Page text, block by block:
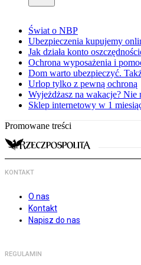
Świat o NBP
Ubezpieczenia kupujemy
Jak działa konto
Ochrona wyposażenia i
Dom warto ubezpieczyć.
Urlop tylko z pewną ochroną
Wyjeżdżasz na wakacje?
Sklep internetowy w 1
Promowane treści
KONTAKT
O nas
Kontakt
Napisz do nas
REGULAMIN